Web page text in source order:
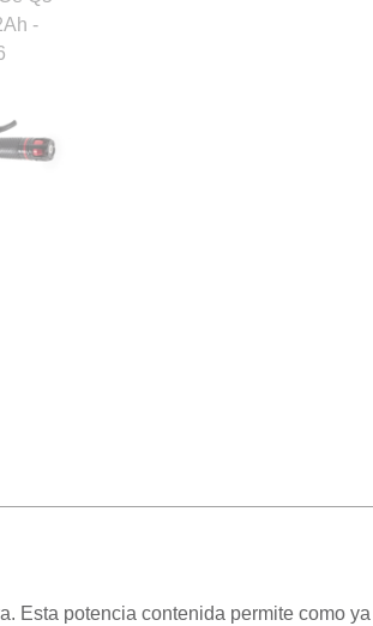
Esta potencia contenida permite como